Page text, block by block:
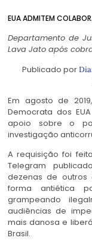
EUA ADMITEM
Departamento de
Lava Jato após
Publicado por
Em agosto de
Democrata dos
apoio sobre o
investigação
A requisição foi
Telegram
dezenas de outros
forma antiética
grampeando
audiências de
mais danosa e
Brasil.